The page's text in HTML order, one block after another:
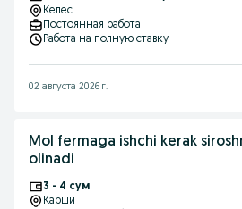
Келес
Постоянная работа
Работа на полную ставку
02 августа 2026 г.
Mol fermaga ishchi kerak
olinadi
3 - 4 сум
Карши